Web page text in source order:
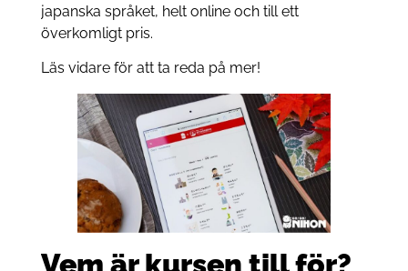
japanska språket, helt online och till ett
överkomligt pris.
Läs vidare för att ta reda på mer!
Vem är kursen till för?